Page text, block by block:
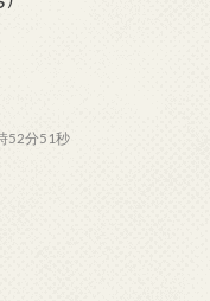
52分51秒